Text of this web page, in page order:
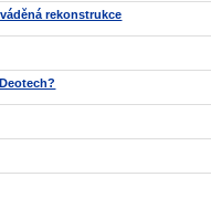
rekonstrukce